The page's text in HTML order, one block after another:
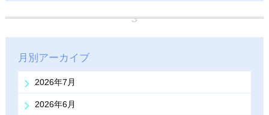
月別アーカイブ
2026年7月
2026年6月